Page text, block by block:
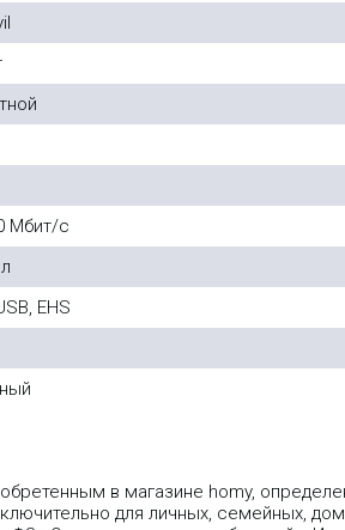
Мбит/с
EHS
в магазине homy,
для личных, семейных,